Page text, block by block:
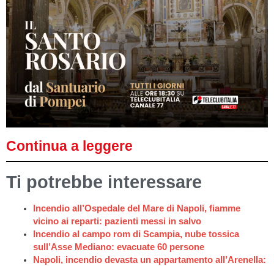
Continua a leggere
Ti potrebbe interessare
Incendio all’Ospedale del Mare di Napoli, fiamme
vicino ai reparti: pazienti messi in salvo
Incendio al campo rom di Scampia, nube tossica
sull’Asse Mediano: evacuate 60 persone
Napoli, incendio devasta un appartamento all’Arenella: